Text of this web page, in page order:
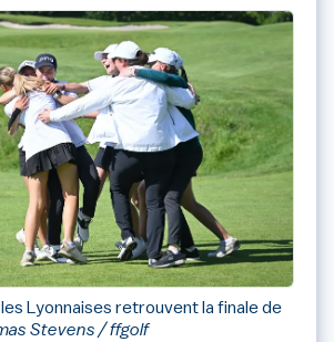
Lyonnaises retrouvent la finale de
Stevens / ffgolf